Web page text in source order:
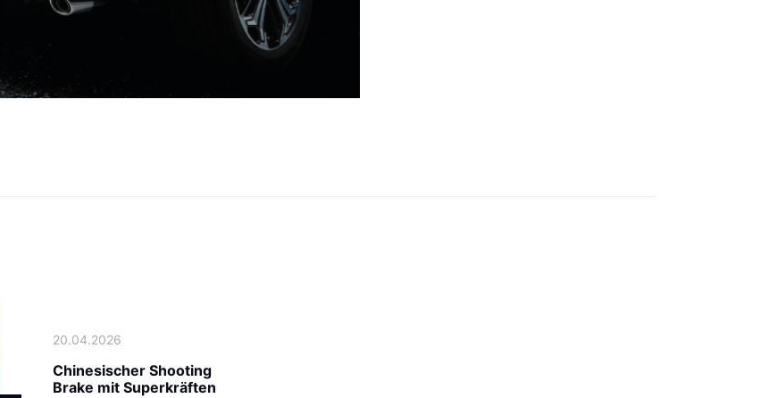
20.04.2026
Chinesischer Shooting
Brake mit Superkräften